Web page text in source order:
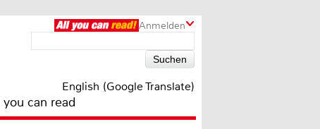
Anmelden
English (Google Translate)
can read